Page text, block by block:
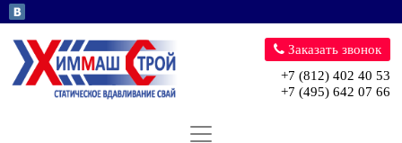
Заказать звонок
+7 (812) 402 40 53
+7 (495) 642 07 66